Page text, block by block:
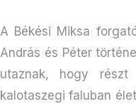
A Békési Miksa
András és Péter
utaznak, hogy részt
kalotaszegi faluban